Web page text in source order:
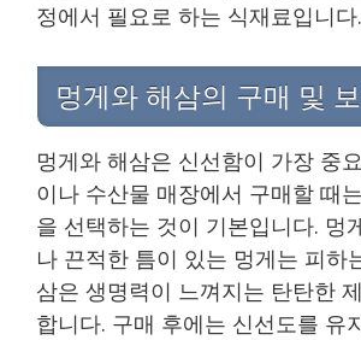
정에서 필요로 하는 식재료입니다.
멍게와 해삼의 구매 및
멍게와 해삼은 신선함이 가장 중
이나 수산물 매장에서 구매할 때
을 선택하는 것이 기본입니다. 멍
나 끈적한 틈이 있는 멍게는 피하
삼은 생명력이 느껴지는 탄탄한
합니다. 구매 후에는 신선도를 유